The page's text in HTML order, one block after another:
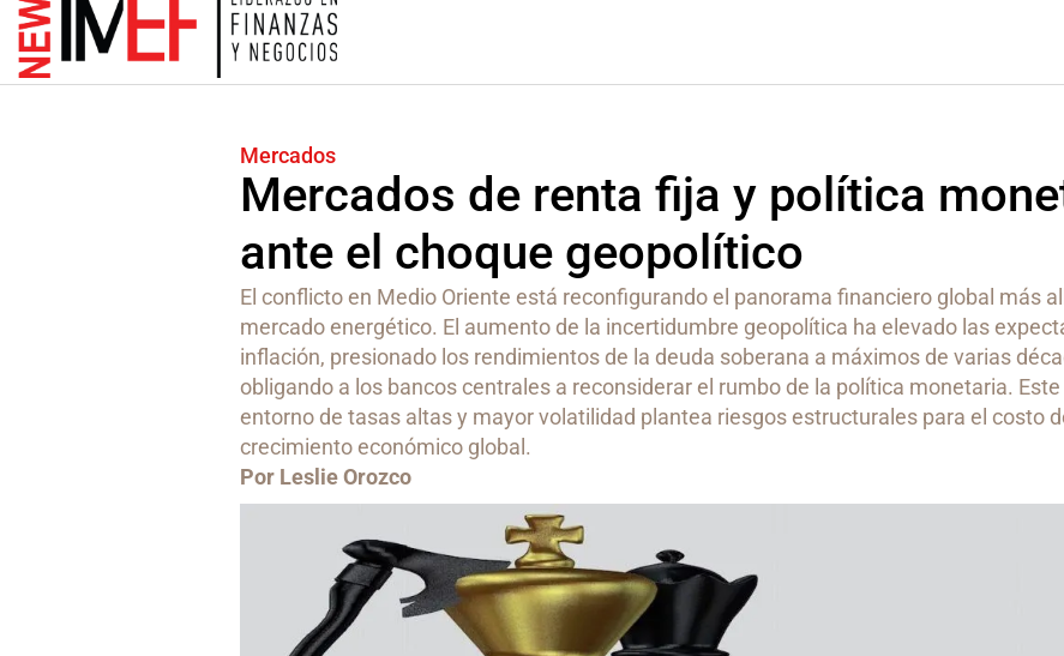
Mercados
Mercados de renta fija y política
ante el choque geopolítico
El conflicto en Medio Oriente está reconfigurando el panorama financiero global más
mercado energético. El aumento de la incertidumbre geopolítica ha elevado las
inflación, presionado los rendimientos de la deuda soberana a máximos de varias
obligando a los bancos centrales a reconsiderar el rumbo de la política monetaria.
entorno de tasas altas y mayor volatilidad plantea riesgos estructurales para el costo
crecimiento económico global.
Por Leslie Orozco